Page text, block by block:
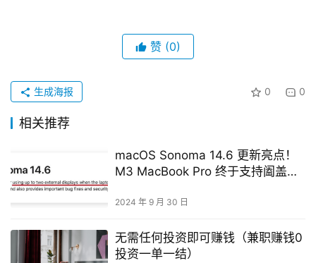
赞 (0)
0 0
生成海报
相关推荐
macOS Sonoma 14.6 更新亮点！
M3 MacBook Pro 终于支持阖盖外
2024 年 9 月 30 日
无需任何投资即可赚钱（兼职赚钱0
投资一单一结）